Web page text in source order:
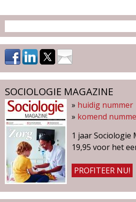
SOCIOLOGIE MAGAZINE
» huidig nummer
» komend
1 jaar Sociologie
19,95 voor het
PROFITEER NU!